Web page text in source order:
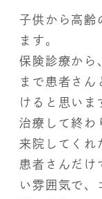
子供から高齢
ます。
保険診療から
まで患者さん
けると思いま
治療して終わ
来院してくれ
患者さんだけ
い雰囲気で、